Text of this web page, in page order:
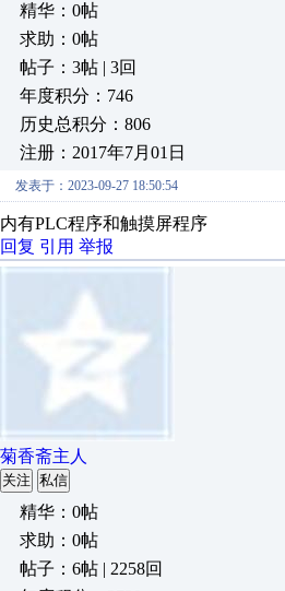
精华：0帖
求助：0帖
帖子：3帖 | 3回
年度积分：746
历史总积分：806
注册：2017年7月01日
发表于：2023-09-27 18:50:54
内有PLC程序和触摸屏程序
回复 引用 举报
菊香斋主人
关注 私信
精华：0帖
求助：0帖
帖子：6帖 | 2258回